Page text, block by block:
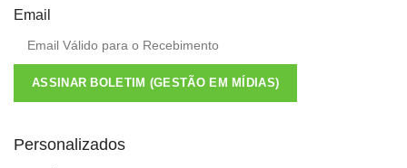
Email
ASSINAR BOLETIM (GESTÃO EM MÍDIAS)
Personalizados